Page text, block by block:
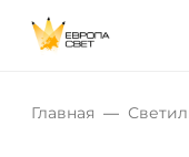
Главная